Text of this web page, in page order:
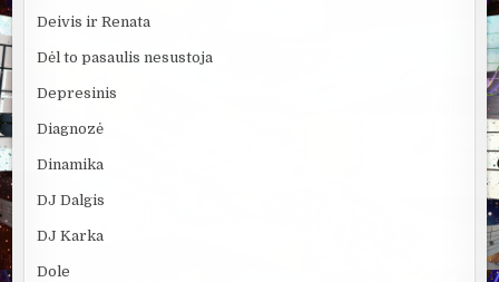
Deivis ir Renata
Dėl to pasaulis nesustoja
Depresinis
Diagnozė
Dinamika
DJ Dalgis
DJ Karka
Dole